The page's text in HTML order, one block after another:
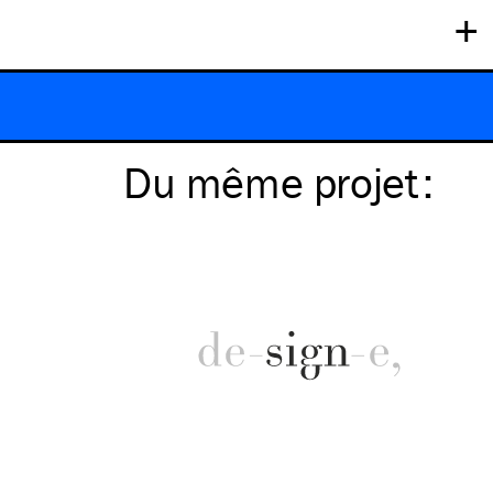
+
Du même projet: